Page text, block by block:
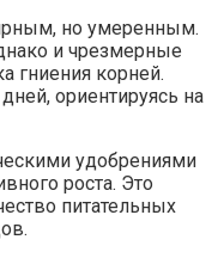
но умеренным.
и чрезмерные
гниения корней.
ориентируясь на
удобрениями
роста. Это
питательных